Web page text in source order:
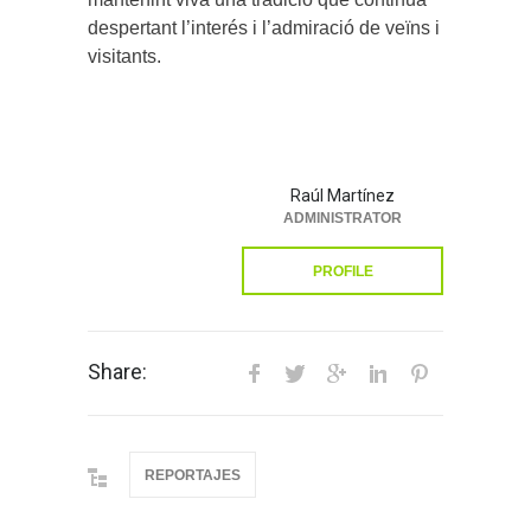
despertant l’interés i l’admiració de veïns i
visitants.
Raúl Martínez
ADMINISTRATOR
PROFILE
Share:
REPORTAJES